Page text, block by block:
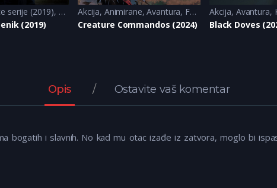
Sci-Fi
serije (2019), Drama,Krimi,Triler
(2019)
Akcija, Animirane,Avantura, Fantazija
Creature Commandos (2024)
Akcija, Avantura,
Black Doves
Opis Ostavite vaš komentar
bogatih i slavnih. No kad mu otac izađe iz zatvora, moglo bi